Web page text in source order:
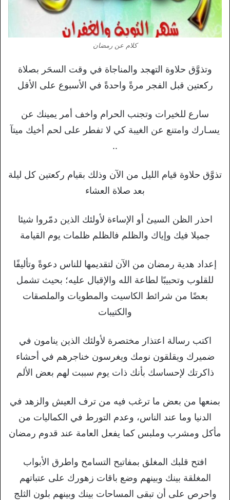
كلام عن رمضان
وتذوَّق حلاوة التهجد والمناجاة في وقت السحَر بصلاة
ركعتين قبل الفجر مرةً واحدةً في الأسبوع على الأقل
سارع للخيرات وتجنب الحرام واخف أمر يمينك عن
يسـارك وامتنع عن الغيبة كي لا تفطر على لحم أخيك ميتآ
..
تذوَّق حلاوة قيام الليل من الآن وذلك بقيام ركعتين كل ليلة
بعد صلاة العشاء
احذر الظن السيئ أو الإساءة لأولئك الذين دمّروا شيئا
جميلا فيك وإياك والظلم فالظلم ظلمات يوم القيامة
إعداد هدية رمضان من الآن لتقديمها للناس دعوةً وتأليفًا
للقلوب وتحبيبًا لطاعة الله والإقبال عليه؛ بحيث تشمل
بعضًا من شرائط الكاسيت والمطويات والملصقات
والكتيبات
اكتب رسالة اعتذار مختصرة لأولئك الذين ينامون في
ضميرك ويقلقون نومك ويغرسون خناجرهم في أحشاء
ذاكرتك لإحساسك بأنك ذات يوم سببت لهم بعض الألم
بمنعها من بعض ما ترغب فيه من ترف العيش والزهد في
الدنيا وما عند الناس، وعدم التورط في الكماليات من
مأكل ومشرب وملبس كما يفعل العامة عند قدوم رمضان
افتح قلبك المغلق بمفاتيح التسامح واطرق الأبواب
المغلقة بينك وبينهم وضع باقات زهورك على عتباتهم
واحرص على أن تبقى المساحات بينك وبينهم بلون الثلج